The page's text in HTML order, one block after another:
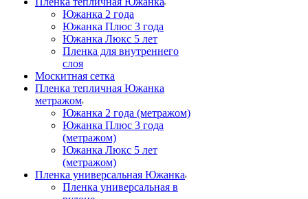
Южанка 2 года
Южанка Плюс 3 года
Южанка Люкс 5 лет
Пленка для внутреннего
слоя
Москитная сетка
Пленка тепличная Южанка
метражом
Южанка 2 года (метражом)
Южанка Плюс 3 года
(метражом)
Южанка Люкс 5 лет
(метражом)
Пленка универсальная Южанка
Пленка универсальная в